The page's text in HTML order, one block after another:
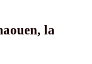
la